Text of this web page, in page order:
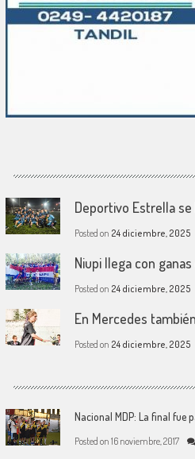
Deportivo Estrella
Posted on 24 diciembre, 2025
Niupi llega con
Posted on 24 diciembre, 2025
En Mercedes
Posted on 24 diciembre, 2025
Nacional MDP: La final fue
Posted on 16 noviembre, 2017